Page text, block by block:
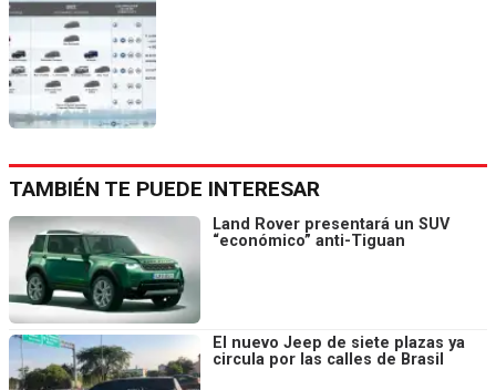
TAMBIÉN TE PUEDE INTERESAR
Land Rover presentará un SUV
“económico” anti-Tiguan
El nuevo Jeep de siete plazas ya
circula por las calles de Brasil